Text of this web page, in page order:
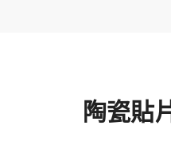
陶瓷貼